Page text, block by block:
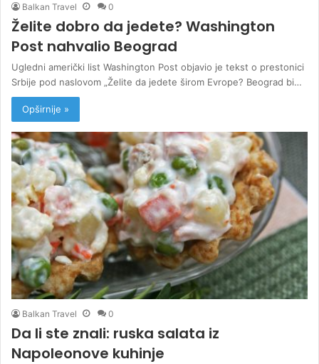
Balkan Travel 0
Želite dobro da jedete? Washington
Post nahvalio Beograd
Ugledni američki list Washington Post objavio je tekst o prestonici
Srbije pod naslovom „Želite da jedete širom Evrope? Beograd bi…
Opširnije »
Balkan Travel 0
Da li ste znali: ruska salata iz
Napoleonove kuhinje